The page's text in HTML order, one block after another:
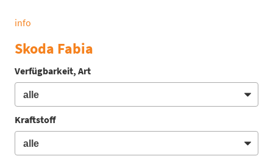
info
Skoda Fabia
Verfügbarkeit, Art
Kraftstoff